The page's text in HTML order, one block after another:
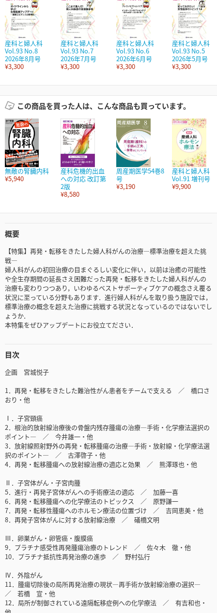
産科と婦人科
Vol.93 No.8
2026年8月号
¥3,300
産科と婦人科
Vol.93 No.7
2026年7月号
¥3,300
産科と婦人科
Vol.93 No.6
2026年6月号
¥3,300
産科と婦人科
Vol.93 No.5
2026年5月号
¥3,300
この商品を買った人は、こんな商品も買っています。
無敵の腎臓内科
¥5,940
産科危機的出血
への対応 改訂第
2版
¥8,580
周産期医学54巻8
号
¥3,190
産科と婦人科
Vol.91 増刊号
¥9,900
概要
【特集】再発・転移をきたした婦人科がんの治療―標準治療を超えた挑
戦―
婦人科がんの初回治療の目まぐるしい変化に伴い，以前は治癒の可能性
や全生存期間の延長さえ困難だった再発・転移をきたした婦人科がんの
治療も変わりつつあり，いわゆるベストサポーティブケアの概念さえ覆る
状況に至っている分野もあります．進行婦人科がんを取り扱う施設では，
標準治療の概念を超えた治療に挑戦する状況となっているのではないでし
ょうか．
本特集をぜひアップデートにお役立てださい．
目次
企画 宮城悦子
1．再発・転移をきたした難治性がん患者をチームで支える ／ 橋口さ
おり・他
Ⅰ．子宮頸癌
2．根治的放射線治療後の骨盤内残存腫瘍の治療―手術・化学療法選択の
ポイント― ／ 今井雄一・他
3．放射線照射野外の再発・転移腫瘍の治療―手術・放射線・化学療法選
択のポイント― ／ 古澤啓子・他
4．再発・転移腫瘍への放射線治療の適応と効果 ／ 熊澤琢也・他
Ⅱ．子宮体がん・子宮肉腫
5．進行・再発子宮体がんへの手術療法の適応 ／ 加藤一喜
6．再発・転移腫瘍への化学療法のトピックス ／ 原野謙一
7．再発・転移性腫瘍へのホルモン療法の位置づけ ／ 吉岡恵美・他
8．再発子宮体がんに対する放射線治療 ／ 礒橋文明
Ⅲ．卵巣がん・卵管癌・腹膜癌
9．プラチナ感受性再発腫瘍治療のトレンド ／ 佐々木 徹・他
10．プラチナ抵抗性再発治療の進歩 ／ 野村弘行
Ⅳ．外陰がん
11．腫瘍切除後の局所再発治療の現状―再手術か放射線治療の選択―
／ 若橋 宣・他
12．局所が制御されている遠隔転移症例への化学療法 ／ 有吉和也・